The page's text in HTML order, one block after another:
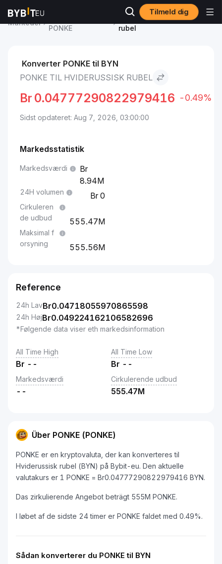
Tilmeld dig
Markeder
PONKE
PONKE to Hviderussisk
rubel
Konverter PONKE til BYN
PONKE TIL HVIDERUSSISK RUBEL
Br 0.04777290822979416 -0.49%
Sidst opdateret: Aug 7, 2026, 03:00:00
Markedsstatistik
Markedsværdi
8.94M
24H volumen 0
Cirkuleren
de udbud
555.47M
Maksimal f
orsyning
555.56M
Reference
24h LavBr0.04718055970865598
24h HøjBr0.049224162106582696
*Følgende data viser eth markedsinformation
All Time High
Br --
All Time Low
Br --
Markedsværdi
--
Cirkulerende udbud
555.47M
Über PONKE (PONKE)
PONKE er en kryptovaluta, der kan konverteres til
Hviderussisk rubel (BYN) på Bybit-eu. Den aktuelle
valutakurs er 1 PONKE = Br0.04777290822979416 BYN.
Das zirkulierende Angebot beträgt 555M PONKE.
I løbet af de sidste 24 timer er PONKE faldet med 0.49%.
Sådan konverterer du PONKE til BYN